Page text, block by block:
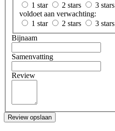
1 star
2 stars 3 stars
voldoet aan verwachting:
1 star
2 stars 3 stars
Bijnaam
Samenvatting
Review
Review opslaan